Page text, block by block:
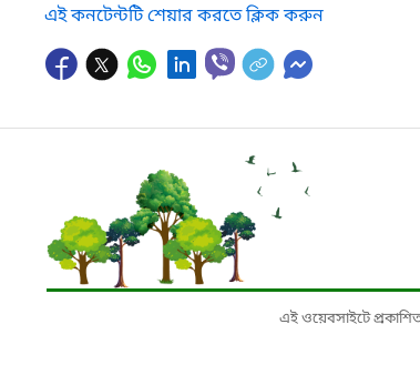
এই কনটেন্টটি শেয়ার করতে ক্লিক করুন
এই ওয়েবসাইটে প্রকাশিত